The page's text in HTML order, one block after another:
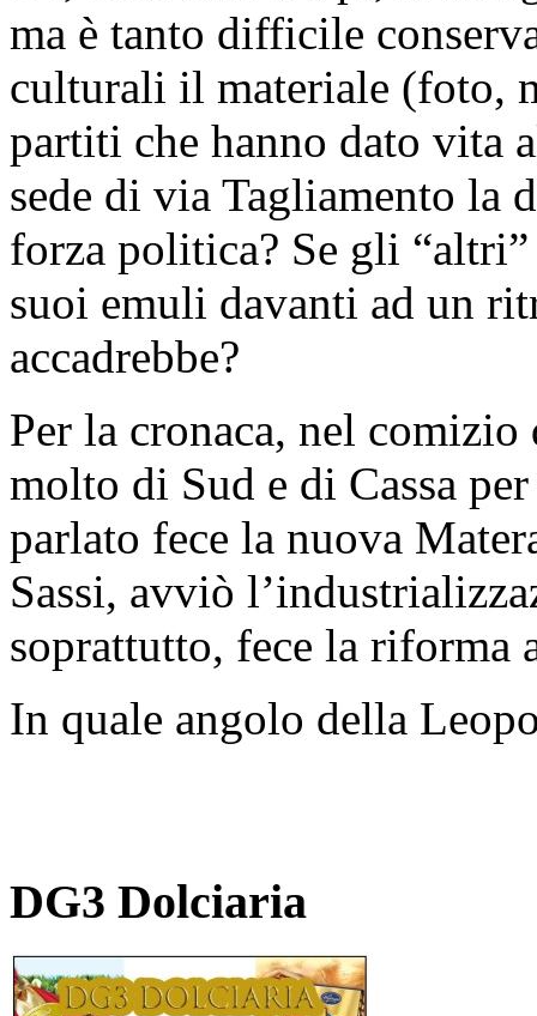
ma è tanto difficile
culturali il materiale (foto,
partiti che hanno dato vita
sede di via Tagliamento la
forza politica? Se gli
suoi emuli davanti ad un
accadrebbe?
Per la cronaca, nel
molto di Sud e di Cassa
parlato fece la nuova
Sassi, avviò
soprattutto, fece la riforma
In quale angolo della
DG3 Dolciaria